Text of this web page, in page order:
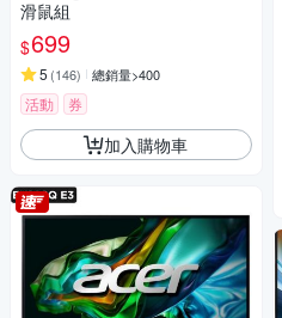
滑鼠組
$699
5 (146) 總銷量>400
活動 券
加入購物車